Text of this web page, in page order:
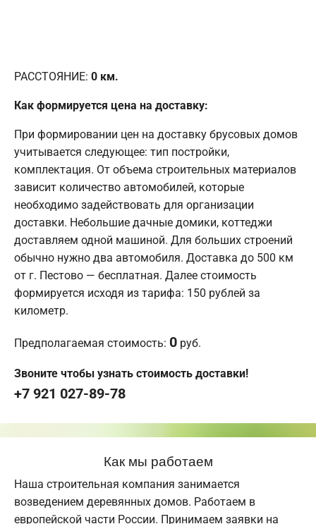
РАССТОЯНИЕ: 0 км.
Как формируется цена на доставку:
При формировании цен на доставку брусовых домов
учитывается следующее: тип постройки,
комплектация. От объема строительных материалов
зависит количество автомобилей, которые
необходимо задействовать для организации
доставки. Небольшие дачные домики, коттеджи
доставляем одной машиной. Для больших строений
обычно нужно два автомобиля. Доставка до 500 км
от г. Пестово — бесплатная. Далее стоимость
формируется исходя из тарифа: 150 рублей за
километр.
Предполагаемая стоимость: 0 руб.
Звоните чтобы узнать стоимость доставки!
+7 921 027-89-78
Как мы работаем
Наша строительная компания занимается
возведением деревянных домов. Работаем в
европейской части России. Принимаем заявки на